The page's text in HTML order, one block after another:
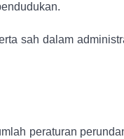
sah dalam
peraturan